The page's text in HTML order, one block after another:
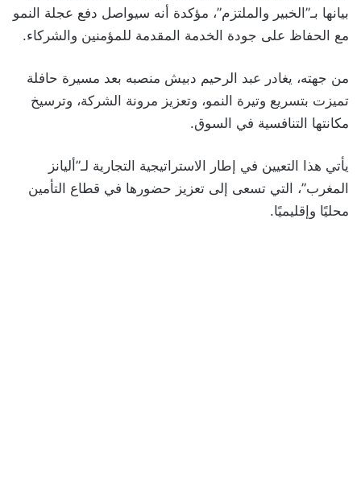
بيانها بـ”الخبير والملتزم”، مؤكدة أنه سيواصل دفع عجلة النمو
مع الحفاظ على جودة الخدمة المقدمة للمؤمنين والشركاء.
من جهته، يغادر عبد الرحيم دبيش منصبه بعد مسيرة حافلة
تميزت بتسريع وتيرة النمو، وتعزيز مرونة الشركة، وترسيخ
مكانتها التنافسية في السوق.
يأتي هذا التعيين في إطار الاستراتيجية التجارية لـ”أليانز
المغرب”، التي تسعى إلى تعزيز حضورها في قطاع التأمين
محليًا وإقليميًا.